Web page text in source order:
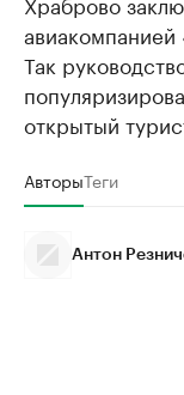
Так
открытый
АвторыТеги
Антон